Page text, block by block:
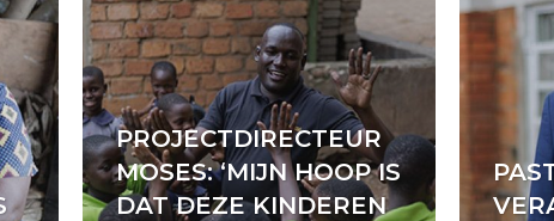
PROJECTDIRECTEUR
MOSES: ‘MIJN HOOP IS
DAT DEZE KINDEREN